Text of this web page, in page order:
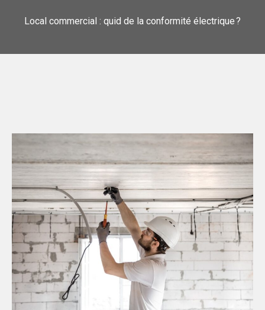
Local commercial : quid de la conformité électrique ?